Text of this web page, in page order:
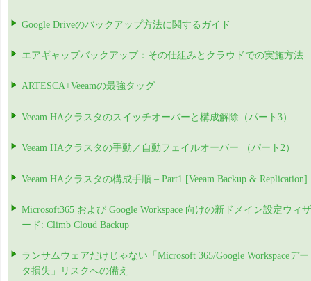
Google Driveのバックアップ方法に関するガイド
エアギャップバックアップ：その仕組みとクラウドでの実施方法
ARTESCA+Veeamの最強タッグ
Veeam HAクラスタのスイッチオーバーと構成解除（パート3）
Veeam HAクラスタの手動／自動フェイルオーバー （パート2）
Veeam HAクラスタの構成手順 – Part1 [Veeam Backup & Replication]
Microsoft365 および Google Workspace 向けの新ドメイン設定ウィザ
ード: Climb Cloud Backup
ランサムウェアだけじゃない「Microsoft 365/Google Workspaceデー
タ損失」リスクへの備え